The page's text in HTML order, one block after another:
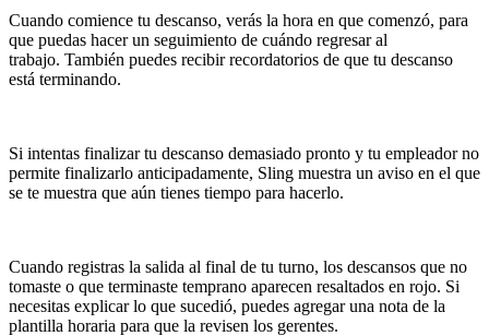
Cuando comience tu descanso, verás la hora en que comenzó, para
que puedas hacer un seguimiento de cuándo regresar al
trabajo. También puedes recibir recordatorios de que tu descanso
está terminando.
Si intentas finalizar tu descanso demasiado pronto y tu empleador no
permite finalizarlo anticipadamente, Sling muestra un aviso en el que
se te muestra que aún tienes tiempo para hacerlo.
Cuando registras la salida al final de tu turno, los descansos que no
tomaste o que terminaste temprano aparecen resaltados en rojo. Si
necesitas explicar lo que sucedió, puedes agregar una nota de la
plantilla horaria para que la revisen los gerentes.